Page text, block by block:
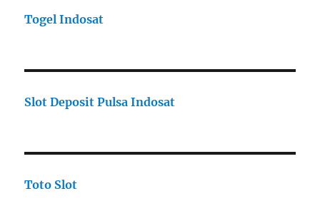
Togel Indosat
Slot Deposit Pulsa Indosat
Toto Slot